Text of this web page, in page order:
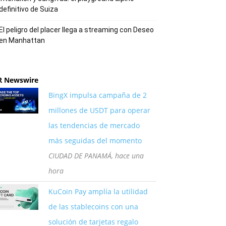
de Suiza
peligro del placer llega a streaming con Deseo
Manhattan
Newswire
BingX impulsa campaña de 2
millones de USDT para operar
las tendencias de mercado
más seguidas del momento
CIUDAD DE PANAMÁ, hace una
hora
KuCoin Pay amplía la utilidad
de las stablecoins con una
solución de tarjetas regalo